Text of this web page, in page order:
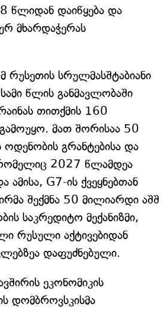
წლიდან დაიწყება და
მხარდაჭერას
რუსეთის სრულმასშტაბიანი
წლის განმავლობაში
თითქმის 160
მათ შორისაა 50
გრანტებისა და
რომელიც 2027 წლამდეა
G7-ის ქვეყნებთან
შექმნა 50 მილიარდი აშშ
საკრედიტო მექანიზმი,
რუსული აქტივებიდან
დაფუძნებული.
ეკონომიკის
დომბროვსკისმა